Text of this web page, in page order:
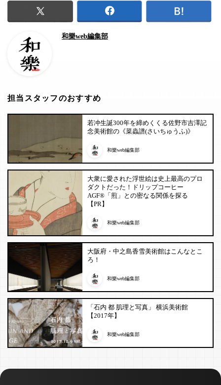
和樂web編集部
担当スタッフのおすすめ
若冲生誕300年を締めくくる佐野市吉澤記
念美術館の《菜蟲譜(さいちゅうふ)》
和樂web編集部
大衆に愛された浮世絵は史上最高のプロ
ダクトだった！ドリップコーヒー
AGF®「煎」との密なる関係を探る
【PR】
和樂web編集部
大阪府・中之島香雪美術館はこんなとこ
ろ！
和樂web編集部
「石内 都 肌理と写真」 横浜美術館
【2017年】
和樂web編集部